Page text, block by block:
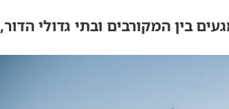
בין המקורבים ובתי גדולי הדור,